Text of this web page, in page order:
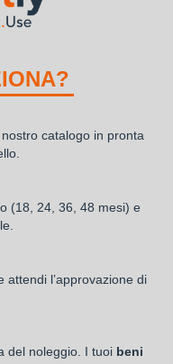
catalogo in pronta
(18, 24, 36, 48 mesi) e
attendi l’approvazione di
del noleggio. I tuoi beni